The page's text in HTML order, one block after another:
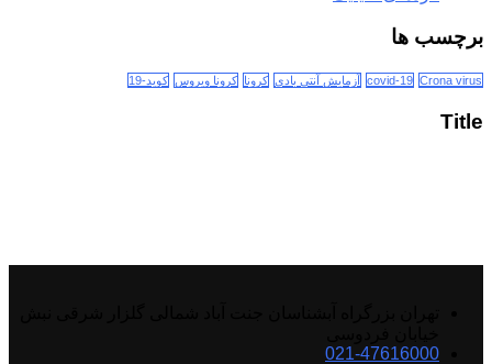
برچسب ها
covid-19 Crona virus آزمایش آنتی بادی کرونا کرونا ویروس کوید-19
Title
021-47616000